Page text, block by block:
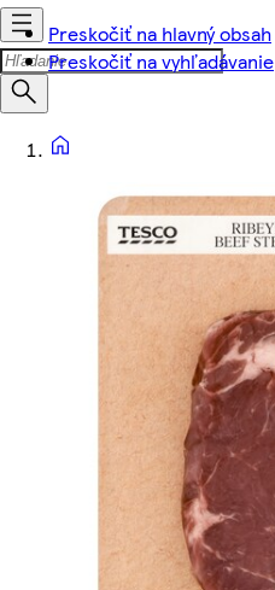
Preskočiť na hlavný obsah
Preskočiť na vyhľadávanie